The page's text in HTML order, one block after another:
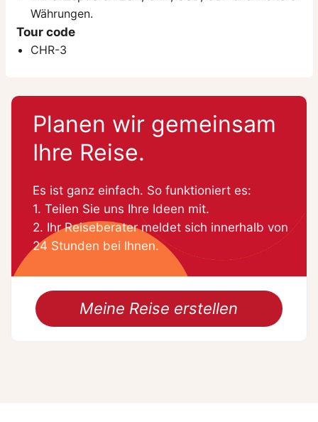
Währungen.
Tour code
CHR-3
Planen wir gemeinsam
Ihre Reise.
Es ist ganz einfach. So funktioniert es:
1. Teilen Sie uns Ihre Ideen mit.
2. Ihr Reiseberater meldet sich innerhalb von
24 Stunden bei Ihnen.
Meine Reise erstellen